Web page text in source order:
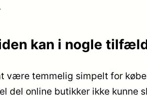
kan i nogle
være temmelig simpelt for
del online butikker ikke